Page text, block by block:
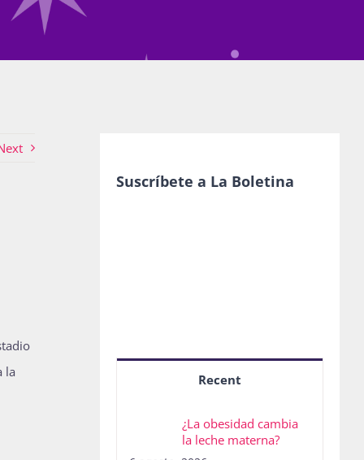
la
Suscríbete a La Boletina
Recent
¿La obesidad cambia
la leche materna?